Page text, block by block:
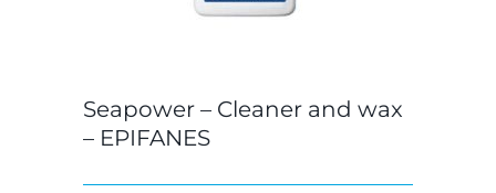
Seapower – Cleaner and wax
– EPIFANES